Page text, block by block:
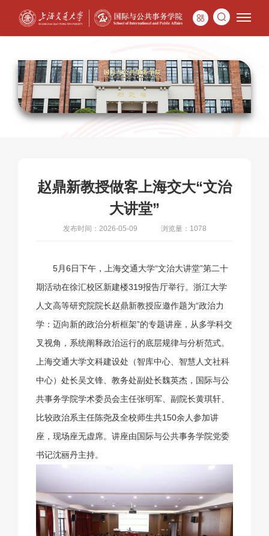
赵鼎新教授做客上海交大“文治
大讲堂”
发布时间：2026-05-09 浏览量：1078
5月6日下午，上海交通大学“文治大讲堂”第二十
期活动在徐汇校区新建楼319报告厅举行。浙江大学
人文高等研究院院长赵鼎新教授应邀作题为“政治力
学：迈向新的政治分析框架”的专题讲座，从多学科交
叉视角，系统阐释政治运行的底层规律与分析范式。
上海交通大学文科建设处（智库中心、智慧人文社科
中心）处长吴文锋、教务处副处长魏英杰，国际与公
共事务学院学术委员会主任张明军、副院长黄琪轩、
比较政治系主任陈尧及全校师生共150余人参加讲
座，现场座无虚席。讲座由国际与公共事务学院党委
书记沈丽丹主持。